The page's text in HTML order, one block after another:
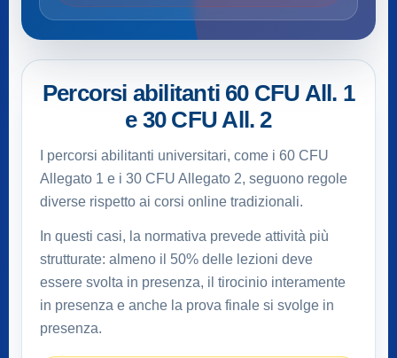
Percorsi abilitanti 60 CFU All. 1
e 30 CFU All. 2
I percorsi abilitanti universitari, come i 60 CFU
Allegato 1 e i 30 CFU Allegato 2, seguono regole
diverse rispetto ai corsi online tradizionali.
In questi casi, la normativa prevede attività più
strutturate: almeno il 50% delle lezioni deve
essere svolta in presenza, il tirocinio interamente
in presenza e anche la prova finale si svolge in
presenza.